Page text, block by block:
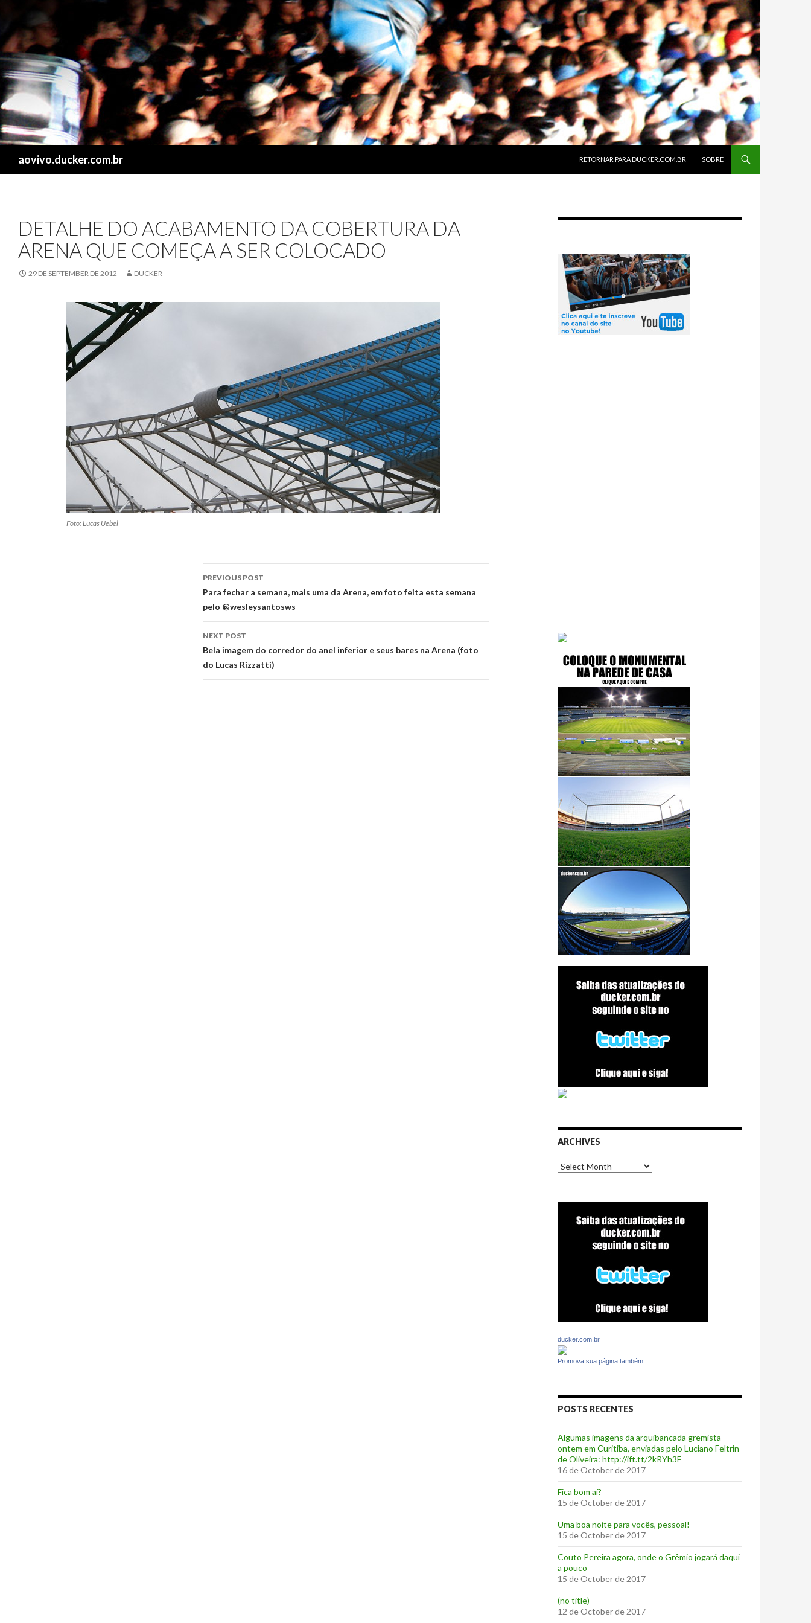
aovivo.ducker.com.br
RETORNAR PARA DUCKER.COM.BR
SOBRE
DETALHE DO ACABAMENTO DA COBERTURA DA
ARENA QUE COMEÇA A SER COLOCADO
29 DE SEPTEMBER DE 2012 DUCKER
Foto: Lucas Uebel
Post
navigation
PREVIOUS POST
Para fechar a semana, mais uma da Arena, em foto feita esta semana
pelo @wesleysantosws
NEXT POST
Bela imagem do corredor do anel inferior e seus bares na Arena (foto
do Lucas Rizzatti)
ARCHIVES
Archives
ducker.com.br
Promova sua página também
POSTS RECENTES
Algumas imagens da arquibancada gremista
ontem em Curitiba, enviadas pelo Luciano Feltrin
de Oliveira: http://ift.tt/2kRYh3E
16 de October de 2017
‪Fica bom aí?‬
15 de October de 2017
Uma boa noite para vocês, pessoal!
15 de October de 2017
‪Couto Pereira agora, onde o Grêmio jogará daqui
a pouco ‬
15 de October de 2017
(no title)
12 de October de 2017